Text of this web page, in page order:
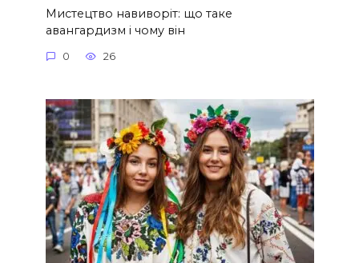
Мистецтво навиворіт: що таке
авангардизм і чому він
0 26